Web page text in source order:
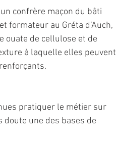
confrère maçon du bâti
formateur au Gréta d’Auch,
ouate de cellulose et de
à laquelle elles peuvent
pratiquer le métier sur
une des bases de